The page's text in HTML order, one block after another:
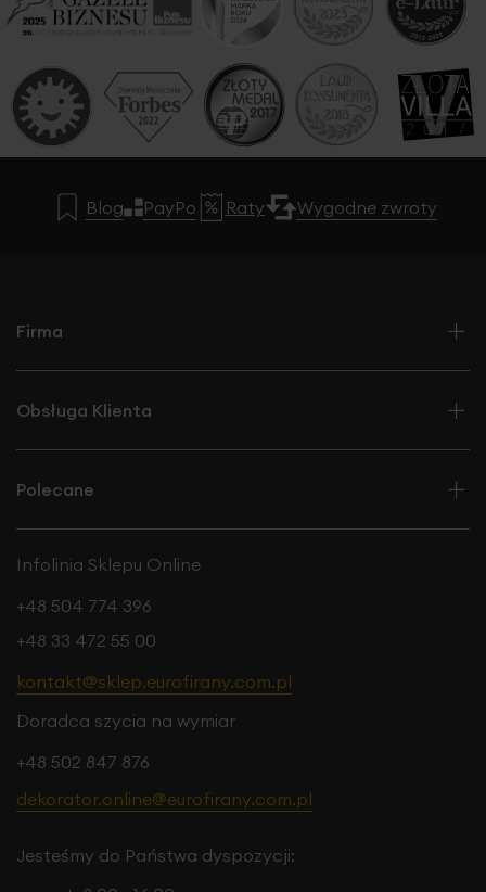
Blog PayPo Raty Wygodne zwroty
Firma
Obsługa Klienta
Polecane
Infolinia Sklepu Online
+48 504 774 396
+48 33 472 55 00
kontakt@sklep.eurofirany.com.pl
Doradca szycia na wymiar
+48 502 847 876
dekorator.online@eurofirany.com.pl
Jesteśmy do Państwa dyspozycji: